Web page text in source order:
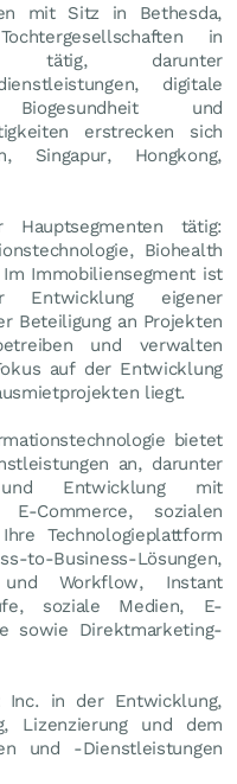
mit Sitz in Bethesda,
in
tätig, darunter
digitale
Biogesundheit und
erstrecken sich
Singapur, Hongkong,
tätig:
Biohealth
Immobiliensegment ist
eigener
Beteiligung an Projekten
und verwalten
auf der Entwicklung
liegt.
bietet
an, darunter
und Entwicklung mit
Commerce, sozialen
Technologieplattform
Business-Lösungen,
und Workflow, Instant
soziale Medien, E-
sowie Direktmarketing-
Inc. in der Entwicklung,
Lizenzierung und dem
und -Dienstleistungen